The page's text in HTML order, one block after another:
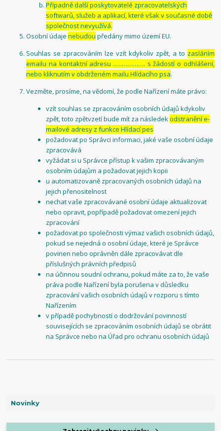
Novinky
Případně další poskytovatelé zpracovatelských
softwarů, služeb a aplikací, které však v současné době
společnost nevyužívá.
Osobní údajenebudou předány mimo území EU.
Souhlas se zpracováním lze vzít kdykoliv zpět, a to zasláním
emailu na kontaktní adresu ..……………. s žádostí o odhlášení,
nebo kliknutím v obdrženém mailu Hlídacího psa.
Vezměte, prosíme, na vědomí, že podle Nařízení máte právo:
vzít souhlas se zpracováním osobních údajů kdykoliv
zpět, toto zpětvzetí bude mít za následekodstranění e-
mailové adresy z funkce Hlídací pes
požadovat po Správci informaci, jaké vaše osobní údaje
zpracovává
vyžádat si u Správce přístup k vašim zpracovávaným
osobním údajům a požadovat jejich kopii
u automatizovaně zpracovaných osobních údajů na
jejich přenositelnost
nechat vaše zpracovávané osobní údaje aktualizovat
nebo opravit, popřípadě požadovat omezení jejich
zpracování
požadovat po společnosti výmaz vašich osobních údajů,
pokud se nejedná o osobní údaje, které je Správce
povinen nebo oprávněn dále zpracovávat dle
příslušných právních předpisů
na účinnou soudní ochranu, pokud máte za to, že vaše
práva podle Nařízení byla porušena v důsledku
zpracování vašich osobních údajů v rozporu s tímto
Nařízením
v případě pochybností o dodržování povinností
souvisejících se zpracováním osobních údajů se obrátit
na Správce nebo na Úřad pro ochranu osobních údajů